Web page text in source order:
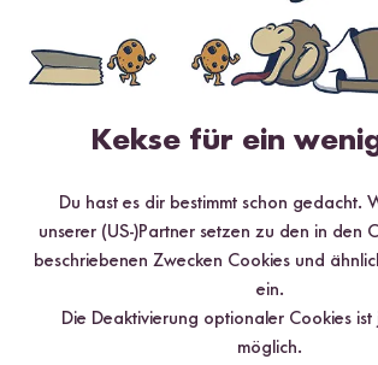
Mehr Rezepte mit Bio Milch
Kekse für ein
Du hast es dir bestimmt schon gedacht.
unserer (US-)Partner setzen zu den in den
beschriebenen Zwecken Cookies und
ein.
Die Deaktivierung optionaler Cookies ist
möglich.